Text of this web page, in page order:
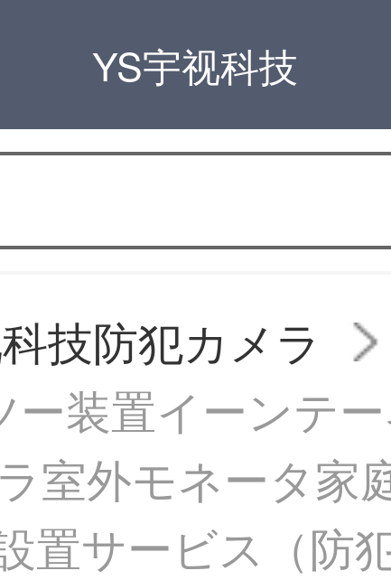
YS宇视科技
技防犯カメラ
装置イーンテ
室外モネータ家
置サービス（防